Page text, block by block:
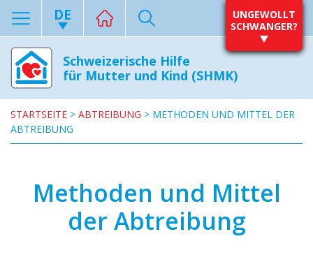
DE
UNGEWOLLT
SCHWANGER?
Schweizerische Hilfe
für Mutter und Kind (SHMK)
STARTSEITE > ABTREIBUNG > METHODEN UND MITTEL DER
ABTREIBUNG
Methoden und Mittel
der Abtreibung